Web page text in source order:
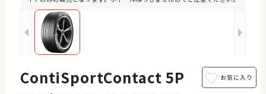
ContiSportContact 5P